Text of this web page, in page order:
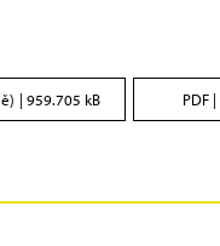
| 959.705 kB PDF |